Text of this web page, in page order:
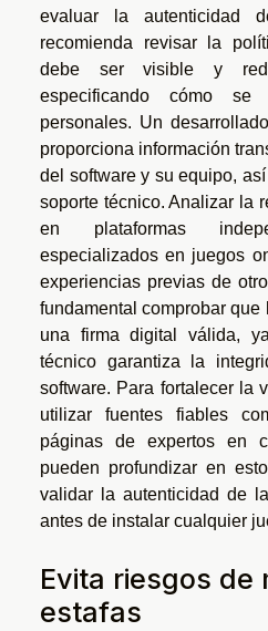
evaluar la autenticidad
recomienda revisar la
debe ser visible y
especificando cómo
personales. Un
proporciona información
del software y su equipo,
soporte técnico. Analizar la
en plataformas
especializados en juegos
experiencias previas de
fundamental comprobar
una firma digital válida,
técnico garantiza la
software. Para fortalecer la
utilizar fuentes fiables
páginas de expertos en
pueden profundizar en
validar la autenticidad de
antes de instalar cualquier
Evita riesgos de
estafas